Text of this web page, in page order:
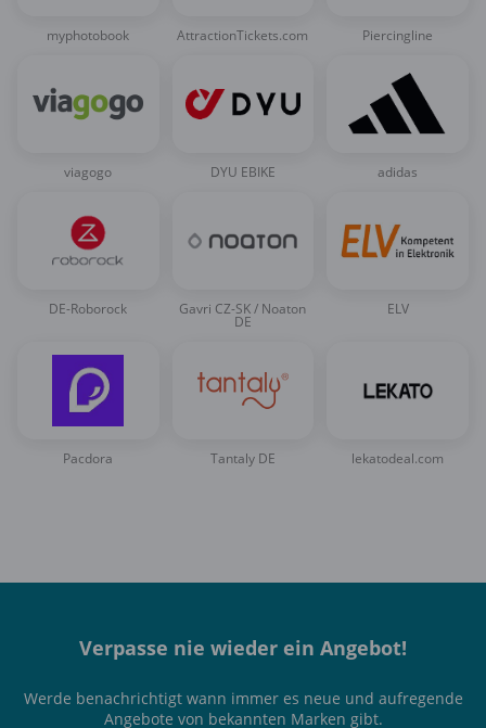
myphotobook AttractionTickets.com Piercingline
viagogo DYU EBIKE adidas
DE-Roborock Gavri CZ-SK / Noaton
DE
ELV
Pacdora Tantaly DE lekatodeal.com
Verpasse nie wieder ein Angebot!
Werde benachrichtigt wann immer es neue und aufregende
Angebote von bekannten Marken gibt.